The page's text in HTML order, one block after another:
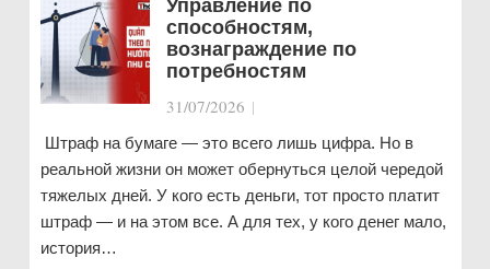
Управление по
способностям,
вознаграждение по
потребностям
31/07/2026 |
Штраф на бумаге — это всего лишь цифра. Но в
реальной жизни он может обернуться целой чередой
тяжелых дней. У кого есть деньги, тот просто платит
штраф — и на этом все. А для тех, у кого денег мало,
история…